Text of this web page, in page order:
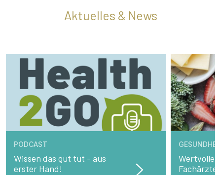
Aktuelles & News
PODCAST
Wissen das gut tut - aus
erster Hand!
Wertvolle